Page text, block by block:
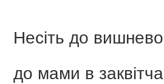
Несіть до
до мами в